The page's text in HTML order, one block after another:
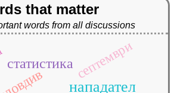
that matter
words from all discussions
нападател
статистика септември